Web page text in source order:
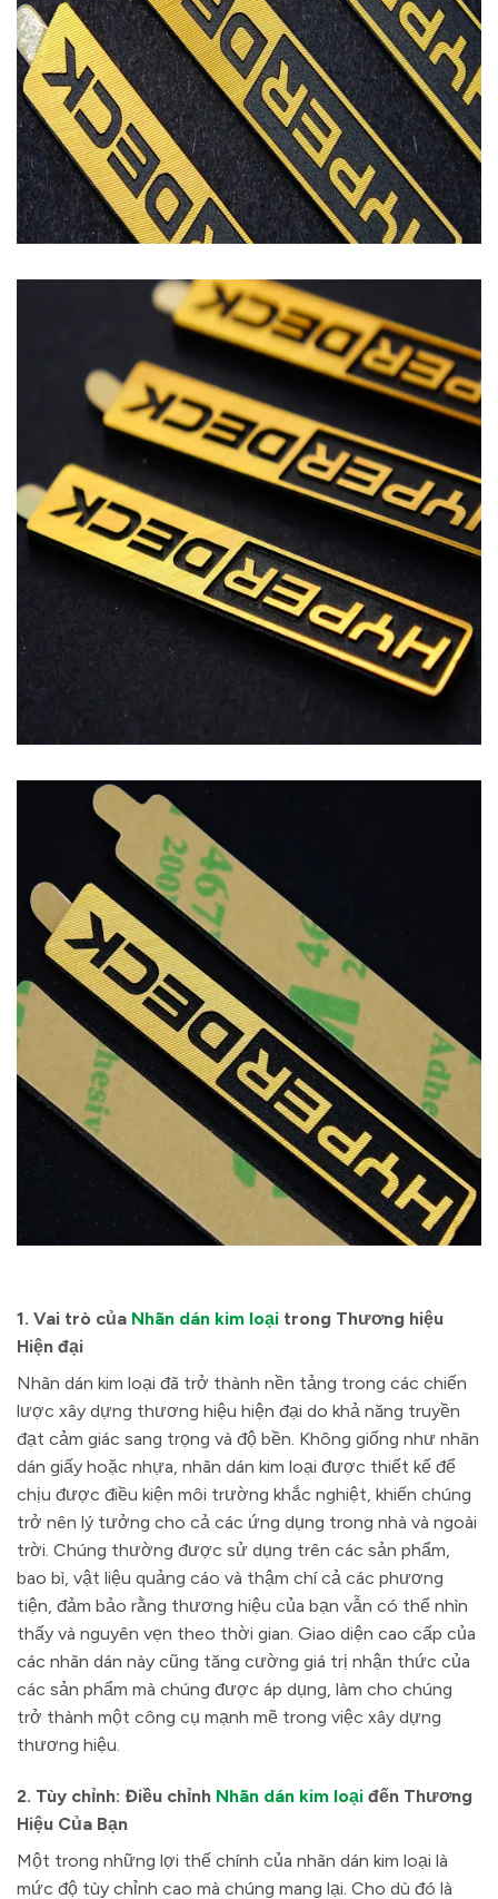
1. Vai trò của Nhãn dán kim loại trong Thương hiệu
Hiện đại
Nhãn dán kim loại đã trở thành nền tảng trong các chiến
lược xây dựng thương hiệu hiện đại do khả năng truyền
đạt cảm giác sang trọng và độ bền. Không giống như nhãn
dán giấy hoặc nhựa, nhãn dán kim loại được thiết kế để
chịu được điều kiện môi trường khắc nghiệt, khiến chúng
trở nên lý tưởng cho cả các ứng dụng trong nhà và ngoài
trời. Chúng thường được sử dụng trên các sản phẩm,
bao bì, vật liệu quảng cáo và thậm chí cả các phương
tiện, đảm bảo rằng thương hiệu của bạn vẫn có thể nhìn
thấy và nguyên vẹn theo thời gian. Giao diện cao cấp của
các nhãn dán này cũng tăng cường giá trị nhận thức của
các sản phẩm mà chúng được áp dụng, làm cho chúng
trở thành một công cụ mạnh mẽ trong việc xây dựng
thương hiệu.
2. Tùy chỉnh: Điều chỉnh Nhãn dán kim loại đến Thương
Hiệu Của Bạn
Một trong những lợi thế chính của nhãn dán kim loại là
mức độ tùy chỉnh cao mà chúng mang lại. Cho dù đó là